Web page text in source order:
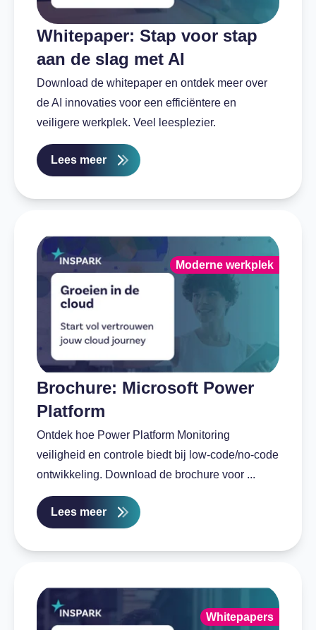
Whitepaper: Stap voor stap
aan de slag met AI
Download de whitepaper en ontdek meer over
de AI innovaties voor een efficiëntere en
veiligere werkplek. Veel leesplezier.
Lees meer
Brochure: Microsoft Power
Platform
Ontdek hoe Power Platform Monitoring
veiligheid en controle biedt bij low-code/no-code
ontwikkeling. Download de brochure voor ...
Lees meer
Moderne werkplek
Whitepapers